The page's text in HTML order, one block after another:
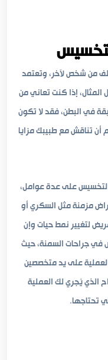
من شخص لآخر، وتعتمد
إذا كنت تعاني من
في البطن، فقد لا تكون
أن تناقش مع طبيبك مزايا
التخسيس على عدة عوامل،
مزمنة مثل السكري أو
لتغيير نمط حيات وإن
جراحات السمنة، حيث
على يد متخصصين
الذي يُجري لك العملية
تحتاجها.